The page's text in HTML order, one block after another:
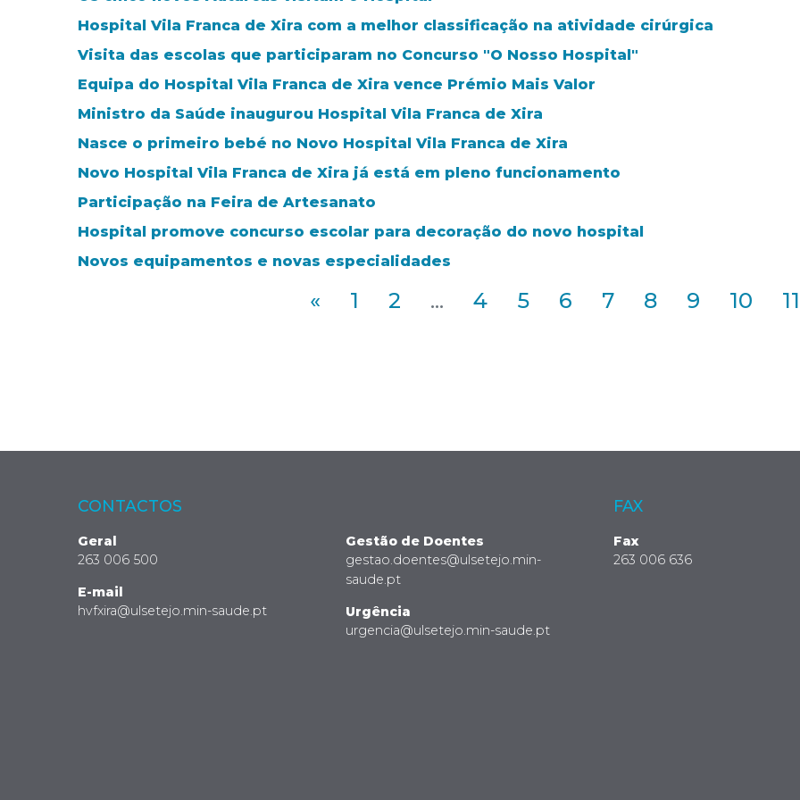
Hospital Vila Franca de Xira com a melhor classificação na atividade cirúrgica
Visita das escolas que participaram no Concurso "O Nosso Hospital"
Equipa do Hospital Vila Franca de Xira vence Prémio Mais Valor
Ministro da Saúde inaugurou Hospital Vila Franca de Xira
Nasce o primeiro bebé no Novo Hospital Vila Franca de Xira
Novo Hospital Vila Franca de Xira já está em pleno funcionamento
Participação na Feira de Artesanato
Hospital promove concurso escolar para decoração do novo hospital
Novos equipamentos e novas especialidades
« 1 2 ... 4 5 6 7 8 9 10 11
CONTACTOS
Geral
263 006 500
E-mail
hvfxira@ulsetejo.min-saude.pt
Gestão de Doentes
gestao.doentes@ulsetejo.min-
saude.pt
Urgência
urgencia@ulsetejo.min-saude.pt
FAX
Fax
263 006 636